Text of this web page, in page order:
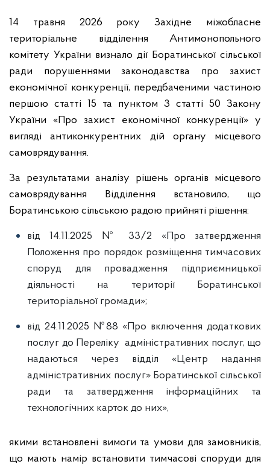
14 травня 2026 року Західне міжобласне
територіальне відділення Антимонопольного
комітету України визнало дії Боратинської сільської
ради порушеннями законодавства про захист
економічної конкуренції, передбаченими частиною
першою статті 15 та пунктом 3 статті 50 Закону
України «Про захист економічної конкуренції» у
вигляді антиконкурентних дій органу місцевого
самоврядування.
За результатами аналізу рішень органів місцевого
самоврядування Відділення встановило, що
Боратинською сільською радою прийняті рішення:
від 14.11.2025 № 33/2 «Про затвердження
Положення про порядок розміщення тимчасових
споруд для провадження підприємницької
діяльності на території Боратинської
територіальної громади»;
від 24.11.2025 №88 «Про включення додаткових
послуг до Переліку адміністративних послуг, що
надаються через відділ «Центр надання
адміністративних послуг» Боратинської сільської
ради та затвердження інформаційних та
технологічних карток до них»,
якими встановлені вимоги та умови для замовників,
що мають намір встановити тимчасові споруди для